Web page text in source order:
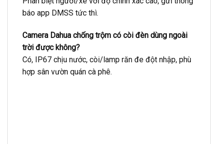
báo app DMSS tức thì.
Camera Dahua chống trộm có còi đèn dùng ngoài
trời được không?
Có, IP67 chịu nước, còi/lamp răn đe đột nhập, phù
hợp sân vườn quán cà phê.